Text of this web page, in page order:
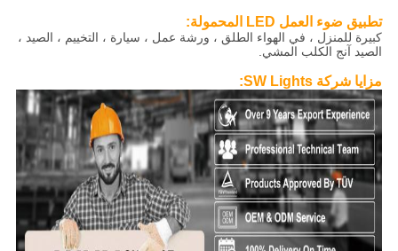
تطبيق ضوء العمل LED المحمولة:
كبيرة للمنزل ، في الهواء الطلق ، ورشة عمل ، سيارة ، التخييم ، الصيد ،
الصيد آنج الكلب المشي.
مزايا شركة SW Lights: